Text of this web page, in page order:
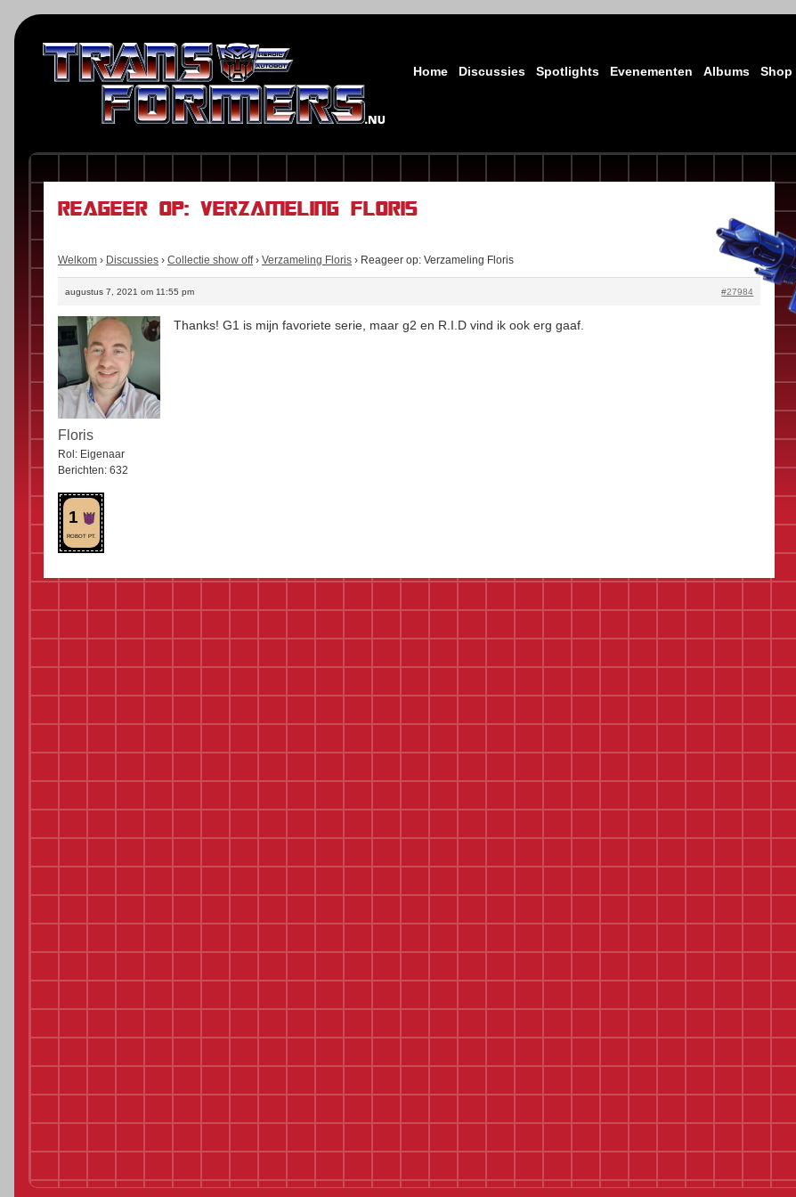
Home Discussies Spotlights Evenementen Albums Shop
Reageer op: Verzameling Floris
Welkom › Discussies › Collectie show off › Verzameling Floris › Reageer op: Verzameling Floris
augustus 7, 2021 om 11:55 pm #27984
Floris
Rol: Eigenaar
Berichten: 632
1
ROBOT PT.
Thanks! G1 is mijn favoriete serie, maar g2 en R.I.D vind ik ook erg gaaf.